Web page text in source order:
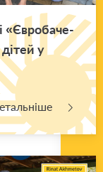
«Єв­ро­ба­че­
у